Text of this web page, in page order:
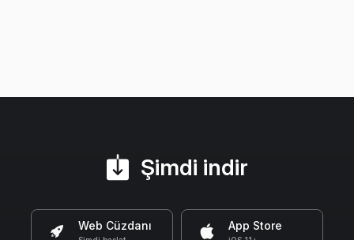
Şimdi indir
Web Cüzdanı App Store